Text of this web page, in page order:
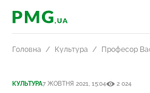
PMG.ua
Головна Культура Професор
КУЛЬТУРА7 ЖОВТНЯ 2021, 15:04 2 024